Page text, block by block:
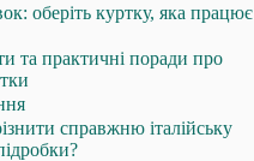
оберіть куртку, яка працює
та практичні поради про
справжню італійську